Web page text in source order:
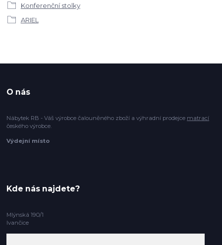
Konferenční stolky
ARIEL
O nás
Nábytek RB - Váš výrobce čalouněného zboží a výhradní prodejce matrací
českého výrobce.
Výdejní místo
Kde nás najdete?
Mlýnská 190/1
Ivančice